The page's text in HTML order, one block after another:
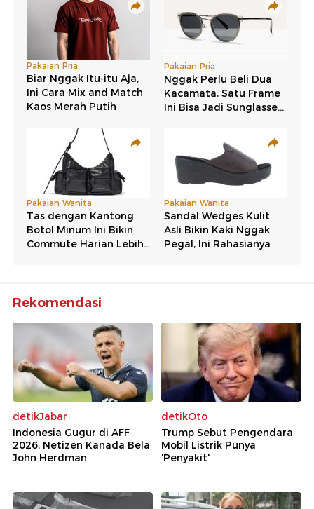
Rekomendasi
detikJabar
Indonesia Gugur di AFF
2026, Netizen Kanada Bela
John Herdman
detikOto
Trump Sebut Pengendara
Mobil Listrik Punya
'Penyakit'